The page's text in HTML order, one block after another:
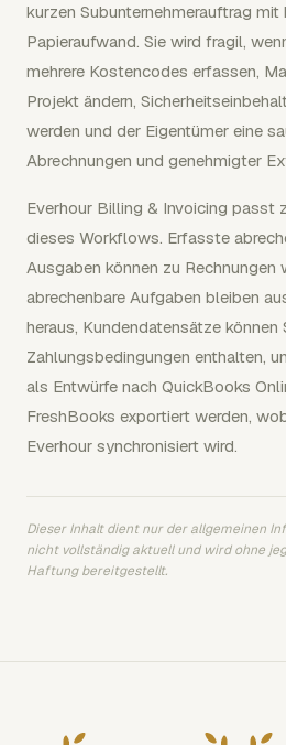
kurzen Subunternehmerauftrag mit
Papieraufwand. Sie wird fragil,
mehrere Kostencodes erfassen,
Projekt ändern,
werden und der Eigentümer eine
Abrechnungen und genehmigter
Everhour Billing & Invoicing passt
dieses Workflows. Erfasste
Ausgaben können zu Rechnungen
abrechenbare Aufgaben bleiben
heraus, Kundendatensätze können
Zahlungsbedingungen enthalten,
als Entwürfe nach QuickBooks
FreshBooks exportiert werden,
Everhour synchronisiert wird.
Dieser Inhalt dient nur der allgemeinen
nicht vollständig aktuell und wird ohne
Haftung bereitgestellt.